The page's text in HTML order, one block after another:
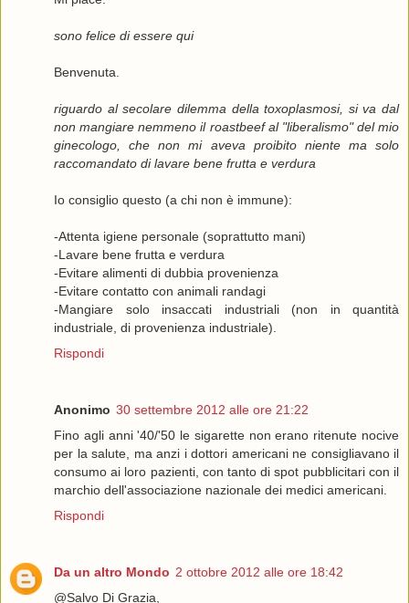
sono felice di essere qui
Benvenuta.
riguardo al secolare dilemma della toxoplasmosi, si va dal
non mangiare nemmeno il roastbeef al "liberalismo" del mio
ginecologo, che non mi aveva proibito niente ma solo
raccomandato di lavare bene frutta e verdura
Io consiglio questo (a chi non è immune):
-Attenta igiene personale (soprattutto mani)
-Lavare bene frutta e verdura
-Evitare alimenti di dubbia provenienza
-Evitare contatto con animali randagi
-Mangiare solo insaccati industriali (non in quantità
industriale, di provenienza industriale).
Rispondi
Anonimo 30 settembre 2012 alle ore 21:22
Fino agli anni '40/'50 le sigarette non erano ritenute nocive
per la salute, ma anzi i dottori americani ne consigliavano il
consumo ai loro pazienti, con tanto di spot pubblicitari con il
marchio dell'associazione nazionale dei medici americani.
Rispondi
Da un altro Mondo 2 ottobre 2012 alle ore 18:42
@Salvo Di Grazia,